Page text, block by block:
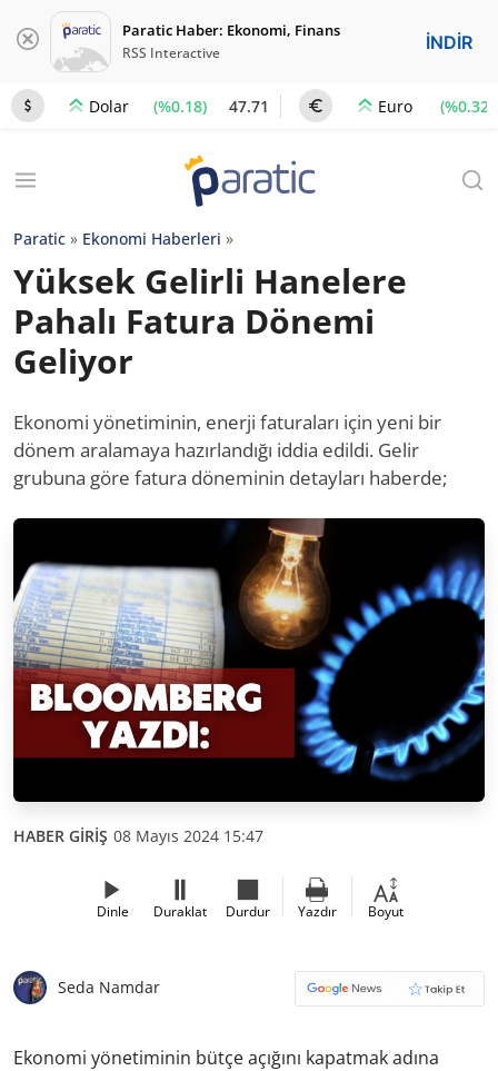
Paratic Haber: Ekonomi, Finans
RSS Interactive İNDİR
Dolar (%0.18) 47.71 Euro (%0.32)
Paratic » Ekonomi Haberleri »
Yüksek Gelirli Hanelere
Pahalı Fatura Dönemi
Geliyor
Ekonomi yönetiminin, enerji faturaları için yeni bir
dönem aralamaya hazırlandığı iddia edildi. Gelir
grubuna göre fatura döneminin detayları haberde;
HABER GİRİŞ 08 Mayıs 2024 15:47
Dinle Duraklat Durdur Yazdır Boyut
Seda Namdar
Ekonomi yönetiminin bütçe açığını kapatmak adına